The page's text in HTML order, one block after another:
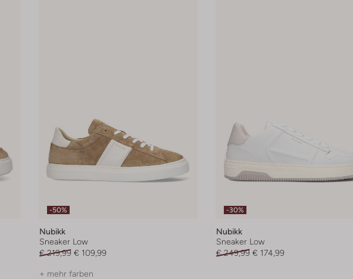
-50%
Nubikk
Sneaker Low
€ 219,99 € 109,99
+ mehr farben
-30%
Nubikk
Sneaker Low
€ 249,99 € 174,99